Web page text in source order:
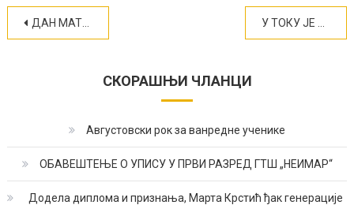
Кретање
ДАН МАТЕРЊЕГ ЈЕЗИКА 21. ФЕБРУАР 2026. (ФОТО)
СКОРАШЊИ ЧЛАНЦИ
Августовски рок за ванредне ученике
ОБАВЕШТЕЊЕ О УПИСУ У ПРВИ РАЗРЕД ГТШ „НЕИМАР“
Додела диплома и признања, Марта Крстић ђак генерације